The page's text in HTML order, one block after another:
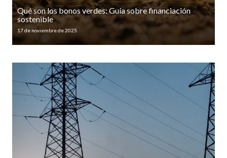
Qué son los bonos verdes: Guía sobre financiación
sostenible
17 de noviembre de 2025